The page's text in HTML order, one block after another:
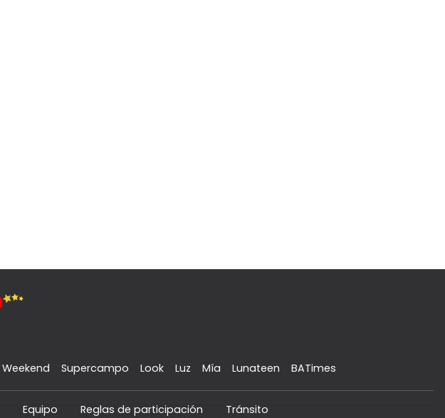
Weekend Supercampo Look Luz Mía Lunateen BATimes
Equipo Reglas de participación Tránsito